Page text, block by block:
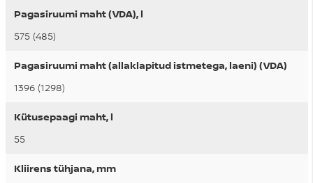
Pagasiruumi maht (VDA), l
575 (485)
Pagasiruumi maht (allaklapitud istmetega, laeni) (VDA)
1396 (1298)
Kütusepaagi maht, l
55
Kliirens tühjana, mm